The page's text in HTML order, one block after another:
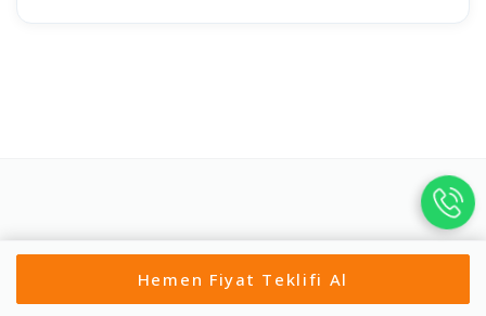
Hemen Fiyat Teklifi Al